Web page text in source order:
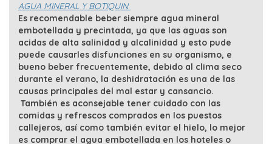
AGUA MINERAL Y BOTIQUIN
Es recomendable beber siempre agua mineral
embotellada y precintada, ya que las aguas son
acidas de alta salinidad y alcalinidad y esto pude
puede causarles disfunciones en su organismo, e
bueno beber frecuentemente, debido al clima seco
durante el verano, la deshidratación es una de las
causas principales del mal estar y cansancio.
También es aconsejable tener cuidado con las
comidas y refrescos comprados en los puestos
callejeros, así como también evitar el hielo, lo mejor
es comprar el agua embotellada en los hoteles o